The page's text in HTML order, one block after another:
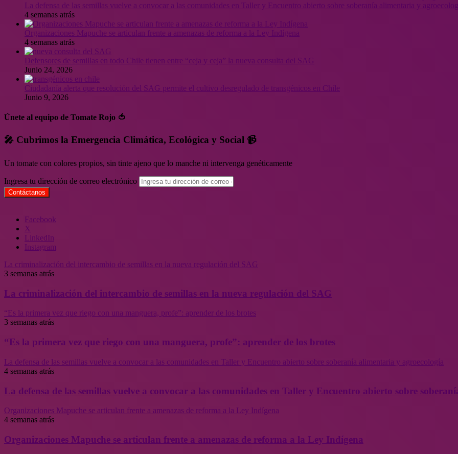
La defensa de las semillas vuelve a convocar a las comunidades en Taller y Encuentro abierto sobre soberanía alimentaria y
4 semanas atrás
Organizaciones Mapuche se articulan frente a amenazas de reforma a la Ley Indígena
4 semanas atrás
Defensores de semillas en todo Chile tienen entre “ceja y ceja” la nueva consulta del SAG
Junio 24, 2026
Ciudadanía alerta que resolución del SAG permite el cultivo desregulado de transgénicos en Chile
Junio 9, 2026
Únete al equipo de Tomate Rojo 🍅
🎤 Cubrimos la Emergencia Climática, Ecológica y Social 📹
Un tomate con colores propios, sin tinte ajeno que lo manche ni intervenga genéticamente
Ingresa tu dirección de correo electrónico
Facebook
X
LinkedIn
Instagram
La criminalización del intercambio de semillas en la nueva regulación del SAG
3 semanas atrás
La criminalización del intercambio de semillas en la nueva regulación del SAG
“Es la primera vez que riego con una manguera, profe”: aprender de los brotes
3 semanas atrás
“Es la primera vez que riego con una manguera, profe”: aprender de los brotes
La defensa de las semillas vuelve a convocar a las comunidades en Taller y Encuentro abierto sobre soberanía alimentaria y agroecología
4 semanas atrás
La defensa de las semillas vuelve a convocar a las comunidades en Taller y Encuentro abierto sobre
Organizaciones Mapuche se articulan frente a amenazas de reforma a la Ley Indígena
4 semanas atrás
Organizaciones Mapuche se articulan frente a amenazas de reforma a la Ley Indígena